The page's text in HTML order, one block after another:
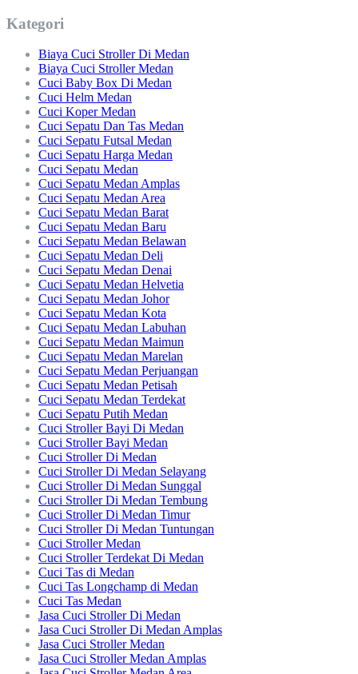
Kategori
Biaya Cuci Stroller Di Medan
Biaya Cuci Stroller Medan
Cuci Baby Box Di Medan
Cuci Helm Medan
Cuci Koper Medan
Cuci Sepatu Dan Tas Medan
Cuci Sepatu Futsal Medan
Cuci Sepatu Harga Medan
Cuci Sepatu Medan
Cuci Sepatu Medan Amplas
Cuci Sepatu Medan Area
Cuci Sepatu Medan Barat
Cuci Sepatu Medan Baru
Cuci Sepatu Medan Belawan
Cuci Sepatu Medan Deli
Cuci Sepatu Medan Denai
Cuci Sepatu Medan Helvetia
Cuci Sepatu Medan Johor
Cuci Sepatu Medan Kota
Cuci Sepatu Medan Labuhan
Cuci Sepatu Medan Maimun
Cuci Sepatu Medan Marelan
Cuci Sepatu Medan Perjuangan
Cuci Sepatu Medan Petisah
Cuci Sepatu Medan Terdekat
Cuci Sepatu Putih Medan
Cuci Stroller Bayi Di Medan
Cuci Stroller Bayi Medan
Cuci Stroller Di Medan
Cuci Stroller Di Medan Selayang
Cuci Stroller Di Medan Sunggal
Cuci Stroller Di Medan Tembung
Cuci Stroller Di Medan Timur
Cuci Stroller Di Medan Tuntungan
Cuci Stroller Medan
Cuci Stroller Terdekat Di Medan
Cuci Tas di Medan
Cuci Tas Longchamp di Medan
Cuci Tas Medan
Jasa Cuci Stroller Di Medan
Jasa Cuci Stroller Di Medan Amplas
Jasa Cuci Stroller Medan
Jasa Cuci Stroller Medan Amplas